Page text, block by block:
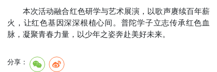
本次活动融合红色研学与艺术展演，以歌声赓续百年薪
火，让红色基因深深根植心间。普陀学子立志传承红色血
脉，凝聚青春力量，以少年之姿奔赴美好未来。
分享：